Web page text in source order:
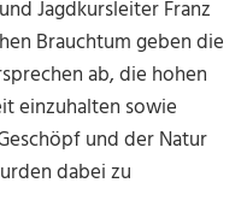
Jagdkursleiter Franz
Brauchtum geben die
ab, die hohen
einzuhalten sowie
und der Natur
dabei zu